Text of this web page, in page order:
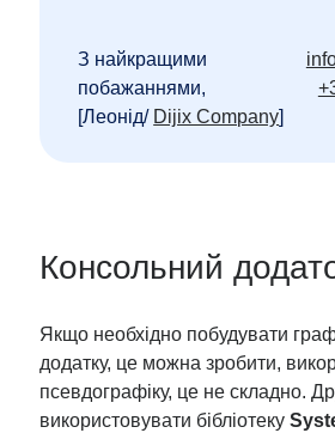
З найкращими
побажаннями,
[Леонід/ Dijix Company]
Консольний
Якщо необхідно побудувати
додатку, це можна зробити,
псевдографіку, це не складно.
використовувати бібліотеку